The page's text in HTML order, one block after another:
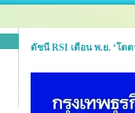
ดัชนี RSI เดือน พ.ย. ‘โต